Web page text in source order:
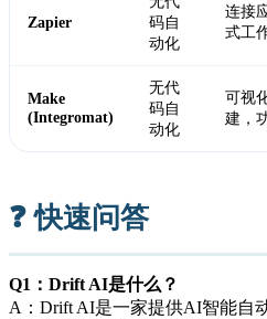
Zapier
码自
动化
连接
式工
Make
(Integromat)
无代
码自
动化
可视
建，
❓ 快速问答
Q1：Drift AI是什么？
A：Drift AI是一家提供AI智能自